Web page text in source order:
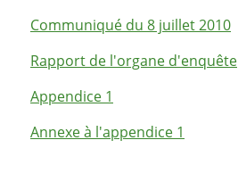
Communiqué du 8 juillet 2010
Rapport de l'organe d'enquête
Appendice 1
Annexe à l'appendice 1